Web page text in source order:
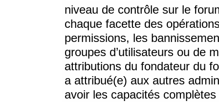
niveau de contrôle sur le
chaque facette des
permissions, les
groupes d’utilisateurs ou de
attributions du fondateur du
a attribué(e) aux autres
avoir les capacités